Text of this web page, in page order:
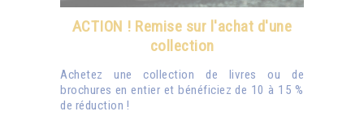
ACTION ! Remise sur l'achat d'une
collection
Achetez une collection de livres ou de
brochures en entier et bénéficiez de 10 à 15 %
de réduction !